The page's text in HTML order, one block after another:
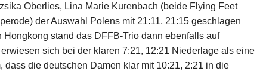
Oberlies, Lina Marie Kurenbach (beide Flying Feet
der Auswahl Polens mit 21:11, 21:15 geschlagen
stand das DFFB-Trio dann ebenfalls auf
sich bei der klaren 7:21, 12:21 Niederlage als eine
dass die deutschen Damen klar mit 10:21, 2:21 in die